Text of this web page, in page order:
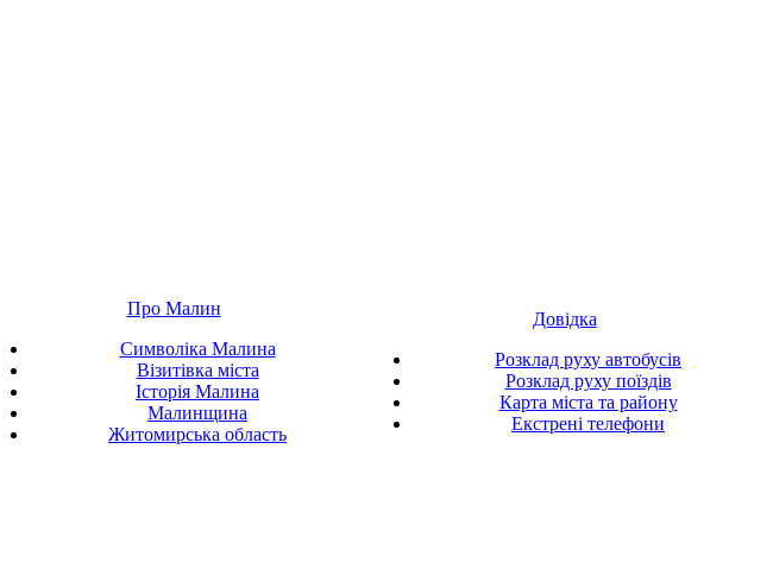
Про Малин
Символіка Малина
Візитівка міста
Історія Малина
Малинщина
Житомирська область
Довідка
Розклад руху автобусів
Розклад руху поїздів
Карта міста та району
Екстрені телефони